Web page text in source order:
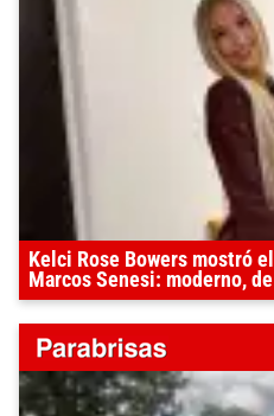
Kelci Rose Bowers mostró
Marcos Senesi: moderno,